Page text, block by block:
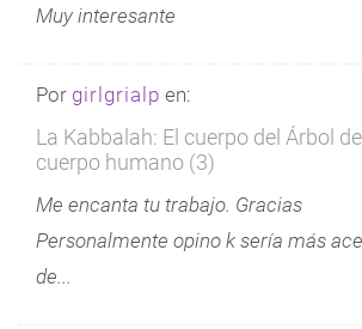
Muy interesante
Por girlgrialp en:
La Kabbalah: El cuerpo del Árbol
cuerpo humano (3)
Me encanta tu trabajo. Gracias
Personalmente opino k sería más
de...